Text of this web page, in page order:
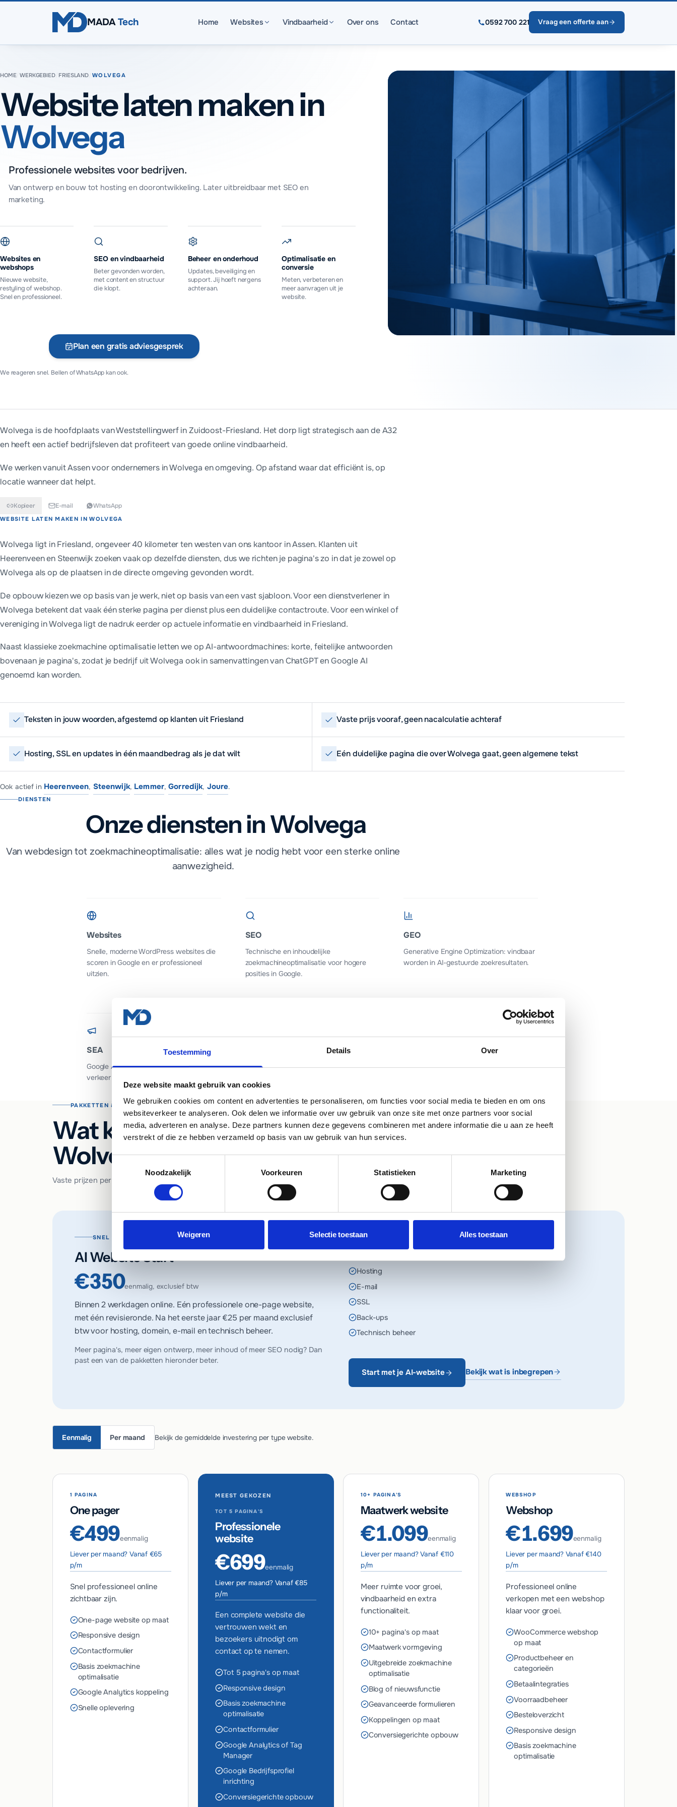
Toestemming Details Over
Deze website maakt gebruik van cookies
We gebruiken cookies om content en advertenties te personaliseren, om functies voor social media te bieden en om ons
websiteverkeer te analyseren. Ook delen we informatie over uw gebruik van onze site met onze partners voor social
media, adverteren en analyse. Deze partners kunnen deze gegevens combineren met andere informatie die u aan ze heeft
verstrekt of die ze hebben verzameld op basis van uw gebruik van hun services.
Noodzakelijk
Voorkeuren Statistieken Marketing
Weigeren Selectie toestaan Alles toestaan
MADATech Home Websites Vindbaarheid Over ons Contact 0592 700 221 Vraag een offerte aan
HOME/WERKGEBIED/ FRIESLAND WOLVEGA
Website laten maken in
Wolvega
Professionele websites voor bedrijven.
Van ontwerp en bouw tot hosting en doorontwikkeling. Later uitbreidbaar met SEO en
marketing.
Websites en
webshops
Nieuwe website,
restyling of webshop.
Snel en professioneel.
SEO en vindbaarheid
Beter gevonden worden,
met content en structuur
die klopt.
Beheer en onderhoud
Updates, beveiliging en
support. Jij hoeft nergens
achteraan.
Optimalisatie en
conversie
Meten, verbeteren en
meer aanvragen uit je
website.
Plan een gratis adviesgesprek
We reageren snel. Bellen of WhatsApp kan ook.
Wolvega is de hoofdplaats van Weststellingwerf in Zuidoost-Friesland. Het dorp ligt strategisch aan de A32
en heeft een actief bedrijfsleven dat profiteert van goede online vindbaarheid.
We werken vanuit Assen voor ondernemers inWolvega en omgeving. Op afstand waar dat efficiënt is, op
locatie wanneer dat helpt.
Kopieer E-mail WhatsApp
Kort antwoord
WEBSITE LATEN MAKEN INWOLVEGA
Wolvega ligt in Friesland, ongeveer 40 kilometer ten westen van ons kantoor in Assen. Klanten uit
Heerenveen en Steenwijk zoeken vaak op dezelfde diensten, dus we richten je pagina's zo in dat je zowel op
Wolvega als op de plaatsen in de directe omgeving gevonden wordt.
De opbouw kiezen we op basis van je werk, niet op basis van een vast sjabloon. Voor een dienstverlener in
Wolvega betekent dat vaak één sterke pagina per dienst plus een duidelijke contactroute. Voor een winkel of
vereniging in Wolvega ligt de nadruk eerder op actuele informatie en vindbaarheid in Friesland.
Naast klassieke zoekmachine optimalisatie letten we op AI-antwoordmachines: korte, feitelijke antwoorden
bovenaan je pagina's, zodat je bedrijf uit Wolvega ook in samenvattingen van ChatGPT en Google AI
genoemd kan worden.
Teksten in jouw woorden, afgestemd op klanten uit Friesland Vaste prijs vooraf, geen nacalculatie achteraf
Hosting, SSL en updates in één maandbedrag als je dat wilt Eén duidelijke pagina die over Wolvega gaat, geen algemene tekst
Ook actief in Heerenveen, Steenwijk, Lemmer,Gorredijk, Joure.
DIENSTEN
Onze diensten in Wolvega
Van webdesign tot zoekmachineoptimalisatie: alles wat je nodig hebt voor een sterke online
aanwezigheid.
Websites
Snelle, moderne WordPress websites die
scoren in Google en er professioneel
uitzien.
SEO
Technische en inhoudelijke
zoekmachineoptimalisatie voor hogere
posities in Google.
GEO
Generative Engine Optimization: vindbaar
worden in AI-gestuurde zoekresultaten.
SEA
Google Ads campagnes die gericht
verkeer naar je website sturen.
Een sterke visuele identiteit die past bij
WordPress hosting zonder zorgen: snel,
PAKKETTEN & INVESTERING
Wat kost een website in
Wolvega?
Vaste prijzen per pakket, vooraf gecommuniceerd. Je ontvangt altijd eerst een offerte.
SNEL EN BETAALBAAR ONLINE
AI Website Start
€350eenmalig, exclusief btw
Binnen 2 werkdagen online. Eén professionele one-page website,
met één revisieronde. Na het eerste jaar€25 per maandexclusief
btw voor hosting, domein, e-mail en technisch beheer.
Meer pagina's, meer eigen ontwerp, meer inhoud of meer SEO nodig? Dan
past een van de pakketten hieronder beter.
EERSTE JAAR INBEGREPEN
Hosting
E-mail
SSL
Back-ups
Technisch beheer
Start met je AI-website Bekijk wat is inbegrepen
Eenmalig Per maand Bekijk de gemiddelde investering per type website.
1 PAGINA
One pager
€499eenmalig
Liever per maand? Vanaf €65
p/m
Snel professioneel online
zichtbaar zijn.
One-page website op maat
Responsive design
Contactformulier
Basis zoekmachine
optimalisatie
Google Analytics koppeling
Snelle oplevering
MEEST GEKOZEN
TOT 5 PAGINA'S
Professionele
website
€699eenmalig
Liever per maand? Vanaf €85
p/m
Een complete website die
vertrouwen wekt en
bezoekers uitnodigt om
contact op te nemen.
Tot 5 pagina's op maat
Responsive design
Basis zoekmachine
optimalisatie
Contactformulier
Google Analytics of Tag
Manager
Google Bedrijfsprofiel
inrichting
Conversiegerichte opbouw
10+ PAGINA'S
Maatwerk website
€1.099eenmalig
Liever per maand? Vanaf €110
p/m
Meer ruimte voor groei,
vindbaarheid en extra
functionaliteit.
10+ pagina's op maat
Maatwerk vormgeving
Uitgebreide zoekmachine
optimalisatie
Blog of nieuwsfunctie
Geavanceerde formulieren
Koppelingen op maat
Conversiegerichte opbouw
WEBSHOP
Webshop
€1.699eenmalig
Liever per maand? Vanaf €140
p/m
Professioneel online
verkopen met een webshop
klaar voor groei.
WooCommerce webshop
op maat
Productbeheer en
categorieën
Betaalintegraties
Voorraadbeheer
Besteloverzicht
Responsive design
Basis zoekmachine
optimalisatie